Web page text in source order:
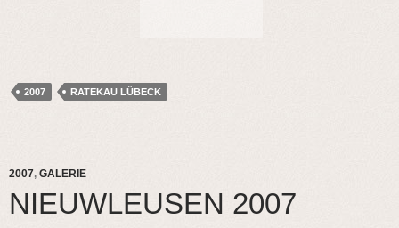
2007 RATEKAU LÜBECK
2007, GALERIE
NIEUWLEUSEN 2007